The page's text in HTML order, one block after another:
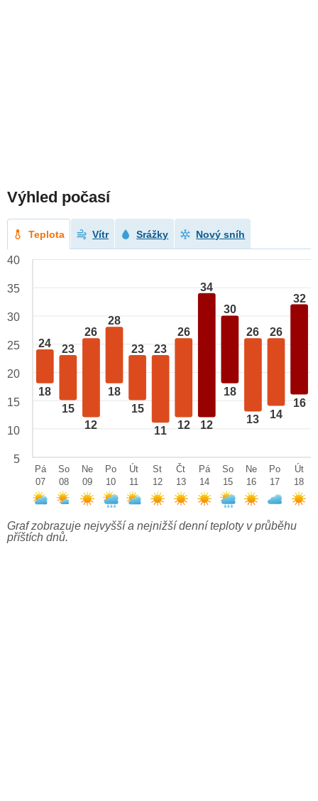
Výhled počasí
Teplota Vítr Srážky Nový sníh
24
18
23
15
26
12
28
18
23
15
23
11
26
12
34
12
30
18
26
13
26
14
32
16
40
35
30
25
20
15
10
5
Pá
07
So
08
Ne
09
Po
10
Út
11
St
12
Čt
13
Pá
14
So
15
Ne
16
Po
17
Út
18
Graf zobrazuje nejvyšší a nejnižší denní teploty v průběhu
příštích dnů.